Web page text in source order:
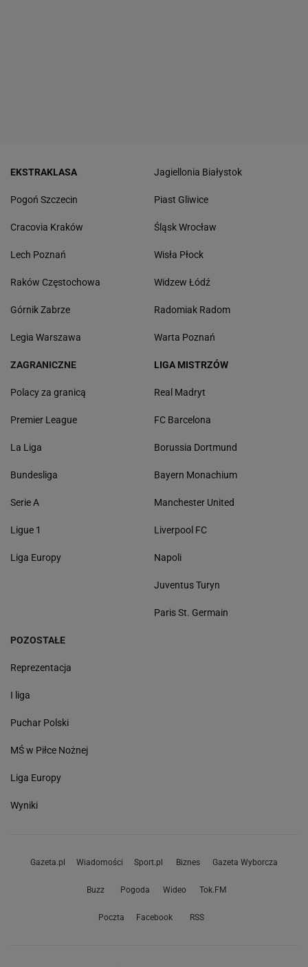
EKSTRAKLASA
Pogoń Szczecin
Cracovia Kraków
Lech Poznań
Raków Częstochowa
Górnik Zabrze
Legia Warszawa
Jagiellonia Białystok
Piast Gliwice
Śląsk Wrocław
Wisła Płock
Widzew Łódź
Radomiak Radom
Warta Poznań
ZAGRANICZNE
Polacy za granicą
Premier League
La Liga
Bundesliga
Serie A
Ligue 1
Liga Europy
LIGA MISTRZÓW
Real Madryt
FC Barcelona
Borussia Dortmund
Bayern Monachium
Manchester United
Liverpool FC
Napoli
Juventus Turyn
Paris St. Germain
POZOSTAŁE
Reprezentacja
I liga
Puchar Polski
MŚ w Piłce Nożnej
Liga Europy
Wyniki
Gazeta.pl Wiadomości Sport.pl Biznes Gazeta Wyborcza
Buzz Pogoda Wideo Tok.FM
Poczta Facebook RSS